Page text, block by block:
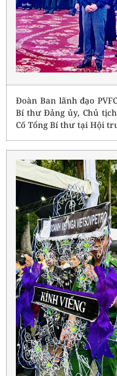
Đoàn Ban lãnh đạo
Bí thư Đảng ủy, Chủ
Cố Tổng Bí thư tại Hội